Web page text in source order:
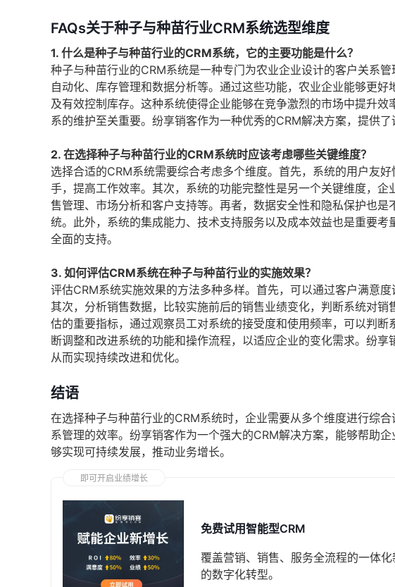
FAQs关于种子与种苗行业CRM系统选型维度
1. 什么是种子与种苗行业的CRM系统，它的主要功能是什么？
种子与种苗行业的CRM系统是一种专门为农业企业设计的客户关系
自动化、库存管理和数据分析等。通过这些功能，农业企业能够更
及有效控制库存。这种系统使得企业能够在竞争激烈的市场中提升
系的维护至关重要。纷享销客作为一种优秀的CRM解决方案，提供
2. 在选择种子与种苗行业的CRM系统时应该考虑哪些关键维度？
选择合适的CRM系统需要综合考虑多个维度。首先，系统的用户友
手，提高工作效率。其次，系统的功能完整性是另一个关键维度，
售管理、市场分析和客户支持等。再者，数据安全性和隐私保护也
统。此外，系统的集成能力、技术支持服务以及成本效益也是重要
全面的支持。
3. 如何评估CRM系统在种子与种苗行业的实施效果？
评估CRM系统实施效果的方法多种多样。首先，可以通过客户满意
其次，分析销售数据，比较实施前后的销售业绩变化，判断系统对
估的重要指标，通过观察员工对系统的接受度和使用频率，可以判
断调整和改进系统的功能和操作流程，以适应企业的变化需求。纷享
从而实现持续改进和优化。
结语
在选择种子与种苗行业的CRM系统时，企业需要从多个维度进行综
系管理的效率。纷享销客作为一个强大的CRM解决方案，能够帮助
够实现可持续发展，推动业务增长。
即可开启业绩增长
免费试用智能型CRM
覆盖营销、销售、服务全流程的一体
的数字化转型。